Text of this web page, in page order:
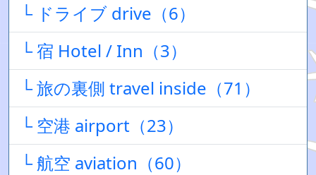
└ ドライブ drive（6）
└ 宿 Hotel / Inn（3）
└ 旅の裏側 travel inside（71）
└ 空港 airport（23）
└ 航空 aviation（60）